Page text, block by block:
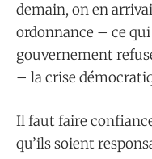
demain, on en
ordonnance – ce
gouvernement
– la crise
Il faut faire
qu’ils soient